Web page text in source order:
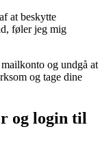
at beskytte
føler jeg mig
og undgå at
og tage dine
og login til